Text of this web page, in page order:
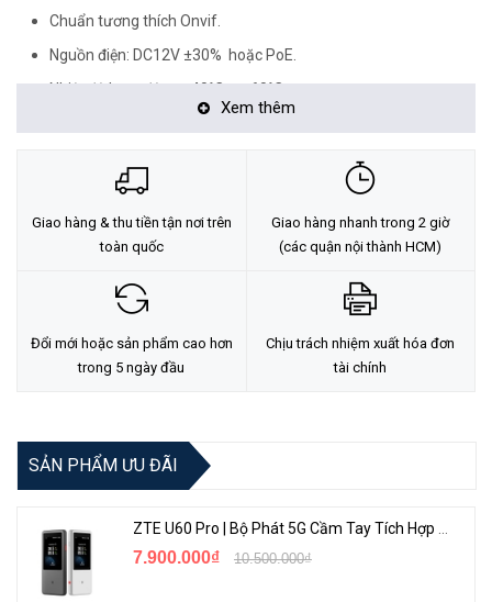
Chuẩn tương thích Onvif.
Nguồn điện: DC12V ±30% hoặc PoE.
Nhiệt độ hoạt động: -40°C ~ +60°C.
Tiêu chuẩn chống bụi nước: IP67 (thích hợp sử dụng trong nhà
và ngoài trời).
Tặng kèm chân đế.
<Hotline: 0828.011.011 - (028)7300.2021 - VoHoang.vn>
Tư vấn cách chọn loại camera và dịch vụ lắp đặt camera tận nơi:
Liên hệ ngay hotline 0828.011.011 để được báo giá tốt nhất hiện tại
Xem thêm
Giao hàng & thu tiền tận nơi trên
toàn quốc
Giao hàng nhanh trong 2 giờ
(các quận nội thành HCM)
Đổi mới hoặc sản phẩm cao hơn
trong 5 ngày đầu
Chịu trách nhiệm xuất hóa đơn
tài chính
SẢN PHẨM ƯU ĐÃI
ZTE U60 Pro | Bộ Phát 5G Cầm Tay Tích Hợp Công Nghệ WiFi 7, Pin 10000mAh
7.900.000₫ 10.500.000₫